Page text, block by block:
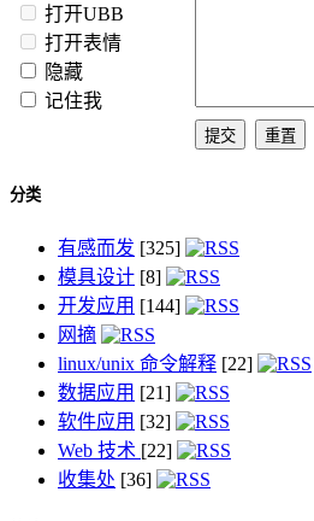
打开UBB
打开表情
隐藏
记住我
分类
有感而发 [325]
模具设计 [8]
开发应用 [144]
网摘
linux/unix 命令解释 [22]
数据应用 [21]
软件应用 [32]
Web 技术 [22]
收集处 [36]